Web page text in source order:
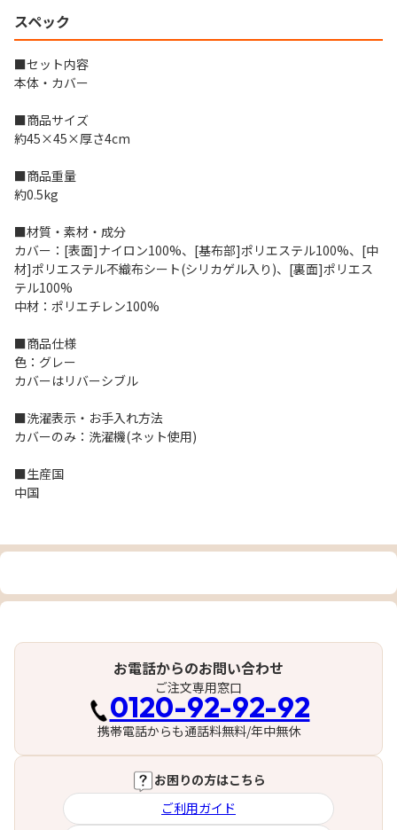
スペック
■セット内容
本体・カバー
■商品サイズ
約45×45×厚さ4cm
■商品重量
約0.5kg
■材質・素材・成分
カバー：[表面]ナイロン100%、[基布部]ポリエステル100%、[中
材]ポリエステル不織布シート(シリカゲル入り)、[裏面]ポリエス
テル100%
中材：ポリエチレン100%
■商品仕様
色：グレー
カバーはリバーシブル
■洗濯表示・お手入れ方法
カバーのみ：洗濯機(ネット使用)
■生産国
中国
お電話からのお問い合わせ
ご注文専用窓口
0120-92-92-92
携帯電話からも通話料無料/年中無休
お困りの方はこちら
ご利用ガイド